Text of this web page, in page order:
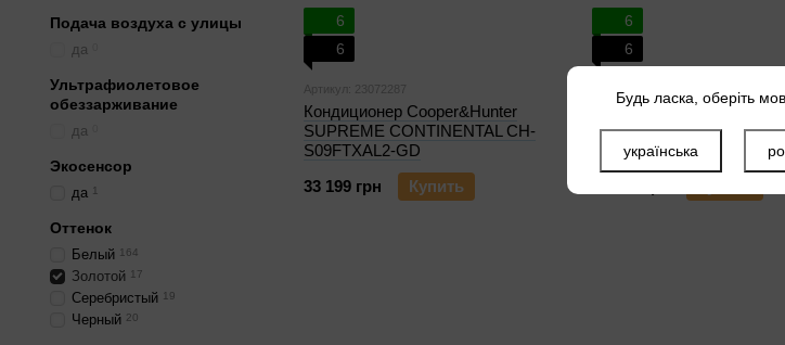
6
6
Артикул: 23072287
Кондиционер Cooper&Hunter
SUPREME CONTINENTAL CH-
S09FTXAL2-GD
33 199 грн
Купить
6
6
Кондиционер
SUPREME
S12FTXAL2-GD
Подача воздуха с улицы
да
Ультрафиолетовое
обеззарживание
да
Экосенсор
да 1
Оттенок
Белый 164
Золотой 17
Серебристый 19
Черный 20
Будь ласка, оберіть
українська